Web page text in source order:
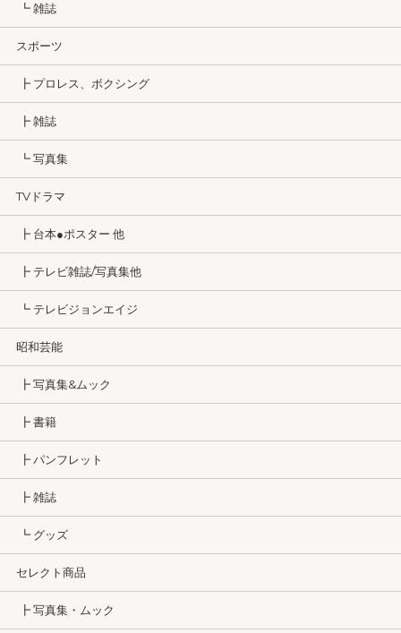
┗ 雑誌
スポーツ
┣ プロレス、ボクシング
┣ 雑誌
┗ 写真集
TVドラマ
┣ 台本●ポスター 他
┣ テレビ雑誌/写真集他
┗ テレビジョンエイジ
昭和芸能
┣ 写真集&ムック
┣ 書籍
┣ パンフレット
┣ 雑誌
┗ グッズ
セレクト商品
┣ 写真集・ムック